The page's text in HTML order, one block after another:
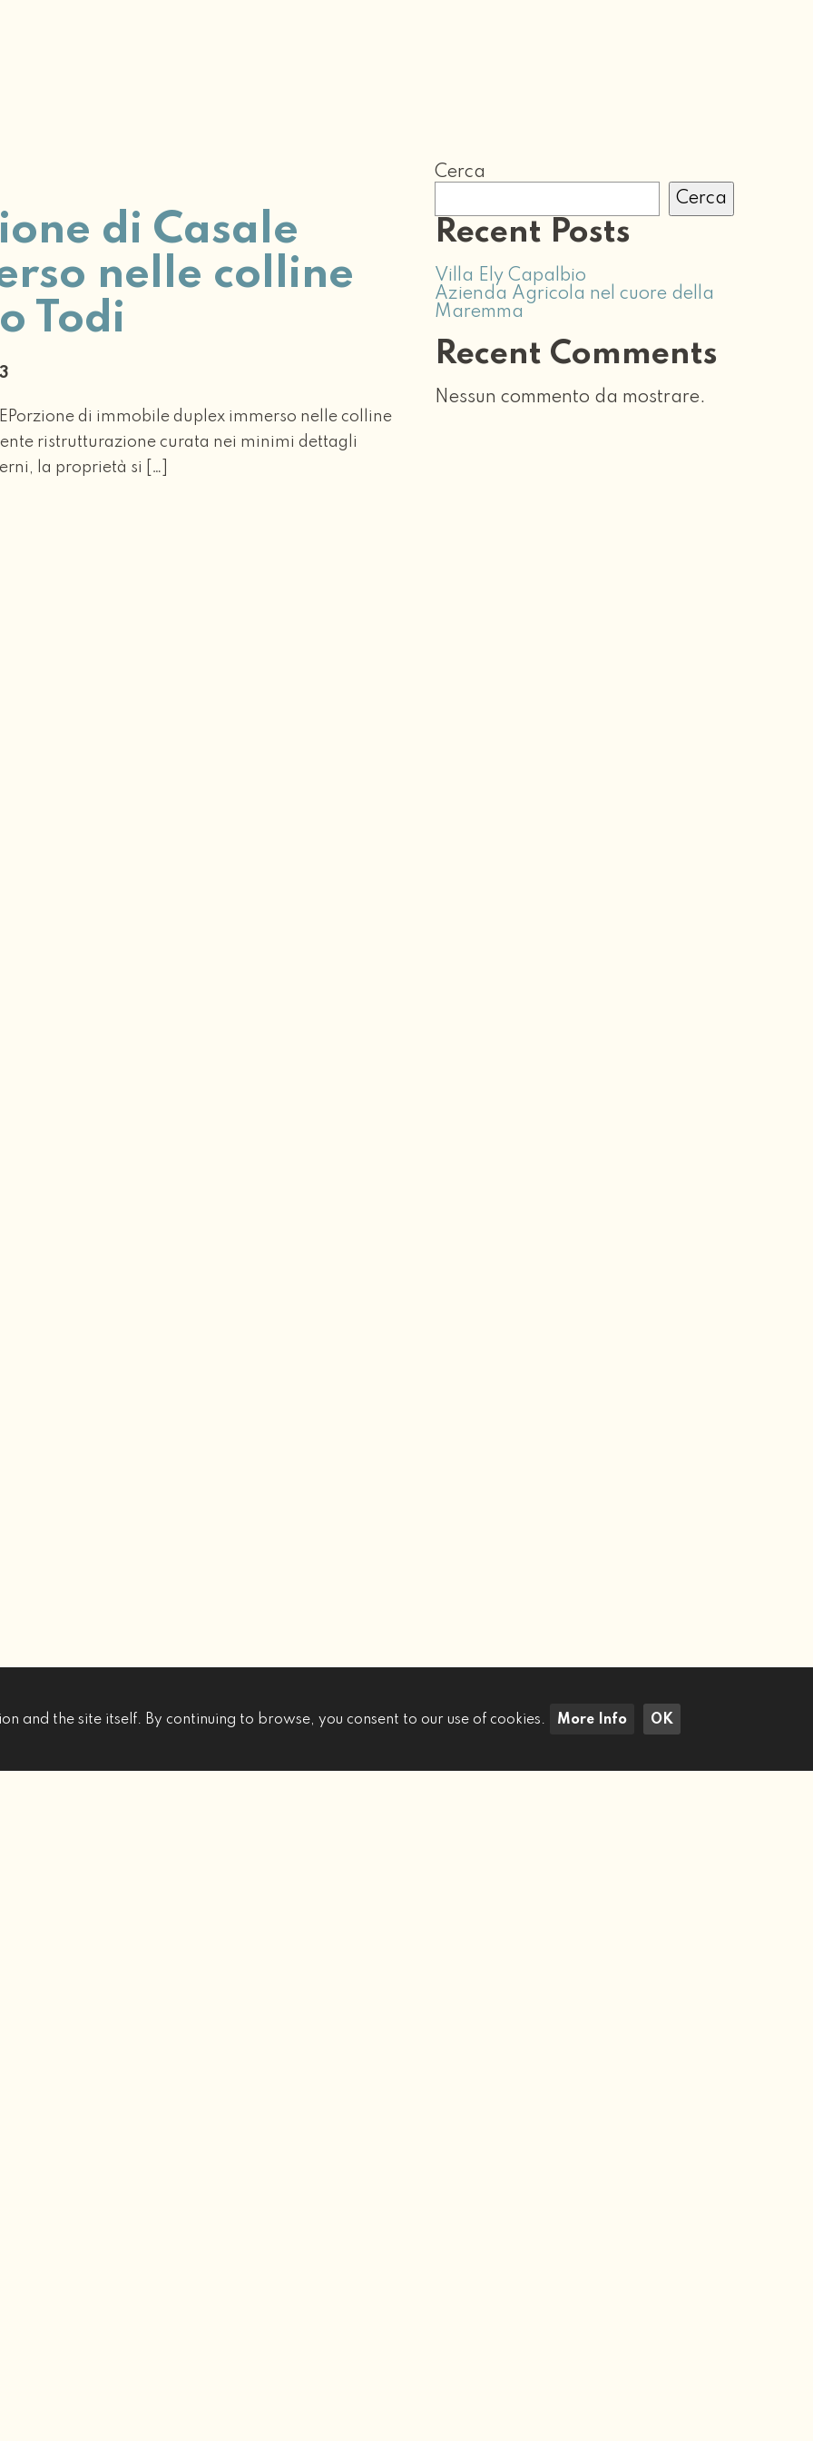
di Casale
nelle colline
Todi
di immobile duplex immerso nelle colline
ristrutturazione curata nei minimi dettagli
la proprietà si […]
Cerca
Cerca
Recent Posts
Villa Ely Capalbio
Azienda Agricola nel cuore della
Maremma
Recent Comments
Nessun commento da mostrare.
and the site itself. By continuing to browse, you consent to our use of cookies. More Info OK